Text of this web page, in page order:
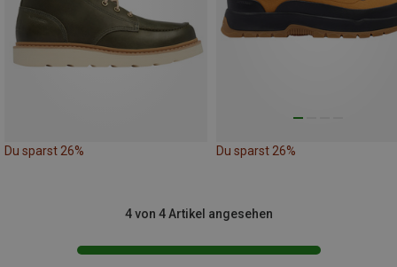
Du sparst 26% Du sparst 26%
4 von 4 Artikel angesehen